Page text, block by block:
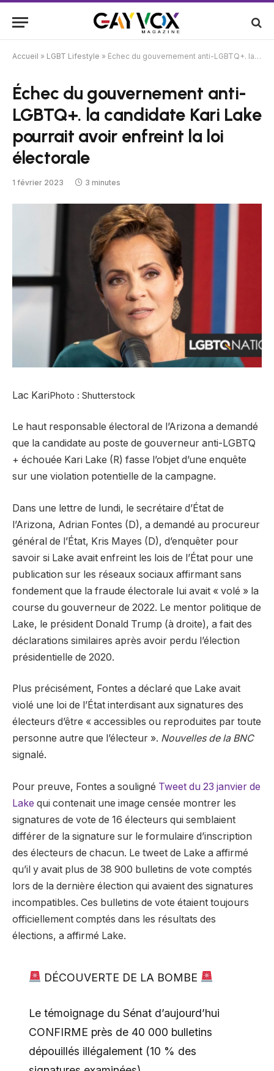
Accueil » LGBT Lifestyle » Échec du gouvernement anti-LGBTQ+. la candidate Kari Lake pourrait avoir enfreint la loi électorale
Échec du gouvernement anti-
LGBTQ+. la candidate Kari Lake
pourrait avoir enfreint la loi
électorale
1 février 2023 3 minutes
Lac KariPhoto : Shutterstock
Le haut responsable électoral de l’Arizona a demandé
que la candidate au poste de gouverneur anti-LGBTQ
+ échouée Kari Lake (R) fasse l’objet d’une enquête
sur une violation potentielle de la campagne.
Dans une lettre de lundi, le secrétaire d’État de
l’Arizona, Adrian Fontes (D), a demandé au procureur
général de l’État, Kris Mayes (D), d’enquêter pour
savoir si Lake avait enfreint les lois de l’État pour une
publication sur les réseaux sociaux affirmant sans
fondement que la fraude électorale lui avait « volé » la
course du gouverneur de 2022. Le mentor politique de
Lake, le président Donald Trump (à droite), a fait des
déclarations similaires après avoir perdu l’élection
présidentielle de 2020.
Plus précisément, Fontes a déclaré que Lake avait
violé une loi de l’État interdisant aux signatures des
électeurs d’être « accessibles ou reproduites par toute
personne autre que l’électeur ». Nouvelles de la BNC
signalé.
Pour preuve, Fontes a souligné Tweet du 23 janvier de
Lake qui contenait une image censée montrer les
signatures de vote de 16 électeurs qui semblaient
différer de la signature sur le formulaire d’inscription
des électeurs de chacun. Le tweet de Lake a affirmé
qu’il y avait plus de 38 900 bulletins de vote comptés
lors de la dernière élection qui avaient des signatures
incompatibles. Ces bulletins de vote étaient toujours
officiellement comptés dans les résultats des
élections, a affirmé Lake.
DÉCOUVERTE DE LA BOMBE
Le témoignage du Sénat d’aujourd’hui
CONFIRME près de 40 000 bulletins
dépouillés illégalement (10 % des